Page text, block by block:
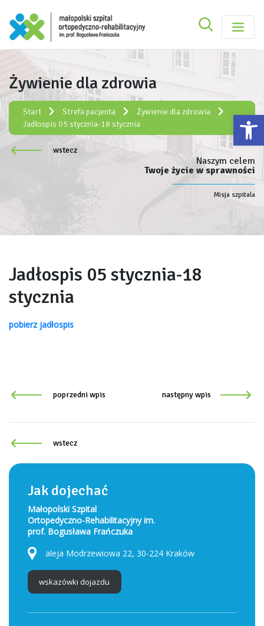
Małopolski Szpital Ortopedyczno-Szukaj
Szukaj
Żywienie dla zdrowia
Start Strefa pacjenta
Żywienie dla zdrowia
Jadłospis 05 stycznia-18 stycznia
wstecz
Naszym celem
Twoje życie w sprawności
Misja szpitala
Jadłospis 05 stycznia-18
stycznia
pobierzjadłospis
poprzedni wpis następny wpis
wstecz
Jak dojechać
Małopolski Szpital
Ortopedyczno-Rehabilitacyjny im.
prof. Bogusława Frańczuka
aleja Modrzewiowa 22, 30-224 Kraków
wskazówki dojazdu